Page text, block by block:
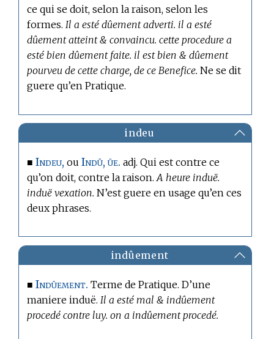
ce qui se doit, selon la raison, selon les
formes.Il a esté dûement adverti. il a esté
dûement atteint & convaincu. cette procedure a
esté bien dûement faite. il est bien & dûement
pourveu de cette charge, de ce Benefice. Ne se dit
guere qu’en Pratique.
indeu
■Indeu, ouIndû, üe. adj. Qui est contre ce
qu’on doit, contre la raison.A heure induë.
induë vexation. N’est guere en usage qu’en ces
deux phrases.
indûement
■Indûement. Terme de Pratique. D’une
maniere induë. Il a esté mal & indûement
procedé contre luy. on a indûement procedé.